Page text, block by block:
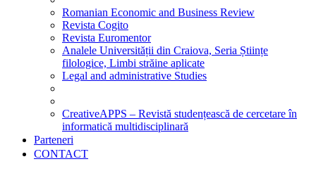
Romanian Economic and Business Review
Revista Cogito
Revista Euromentor
Analele Universității din Craiova, Seria Științe
filologice, Limbi străine aplicate
Legal and administrative Studies
CreativeAPPS – Revistă studențească de cercetare în
informatică multidisciplinară
Parteneri
CONTACT